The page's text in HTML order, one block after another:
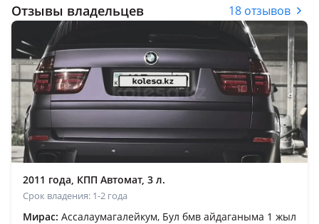
Отзывы владельцев 18 отзывов
2011 года, КПП Автомат, 3 л.
Срок владения: 1-2 года
Мирас: Ассалаумагалейкум, Бул бмв айдаганыма 1 жыл